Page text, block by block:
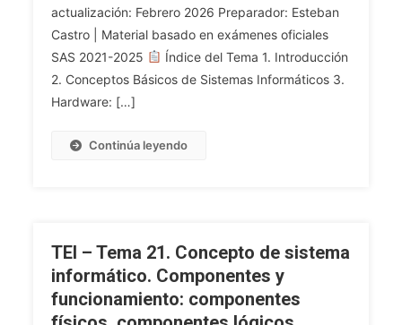
Y
Correctivo).
Nociones
Y
(amenazas
Y
Riesgos
Cibernéticos,
Los
Sistemas
Informáticos:
Conceptos
Clasificación,
La
Información.
Hardware,
Estructura
actualización: Febrero 2026 Preparador: Esteban
Castro | Material basado en exámenes oficiales
SAS 2021-2025
Índice del Tema 1. Introducción
2. Conceptos Básicos de Sistemas Informáticos 3.
Hardware: […]
Continúa leyendo
TEI – Tema 21. Concepto de sistema
informático. Componentes y
funcionamiento: componentes